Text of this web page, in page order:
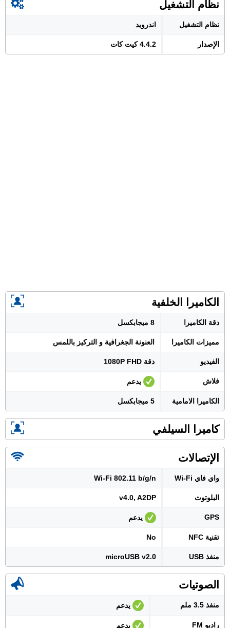
نظام التشغيل
نظام التشغيل اندرويد
الإصدار 4.4.2 كيت كات
الكاميرا الخلفية
دقة الكاميرا 8 ميجابكسل
مميزات الكاميرا العنونة الجغرافية و التركيز باللمس
الفيديو دقة 1080P FHD
فلاش يدعم
الكاميرا الامامية 5 ميجابكسل
كاميرا السيلفي
الإتصالات
واي فاي Wi-Fi Wi-Fi 802.11 b/g/n
البلوتوث v4.0, A2DP
GPS يدعم
تقنية NFC No
منفذ USB microUSB v2.0
الصوتيات
منفذ 3.5 ملم يدعم
راديو FM يدعم